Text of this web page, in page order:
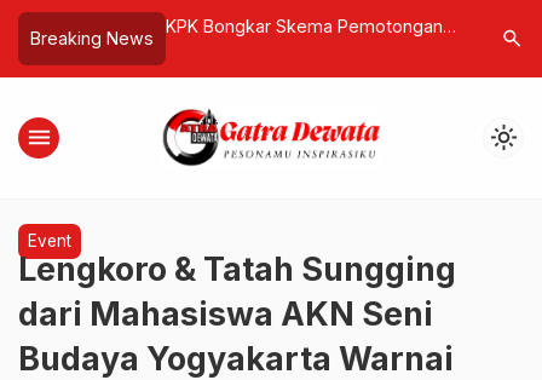
Breaking News
Pemotongan
30 Persen
DPRD
Island Bazaar Resmi Hadir di KEK
Kreativitas Lokal dan Pelestarian
Budaya
Tokoh
West
search
menu light_mode
Event
Lengkoro & Tatah Sungging
dari Mahasiswa AKN Seni
Budaya Yogyakarta Warnai